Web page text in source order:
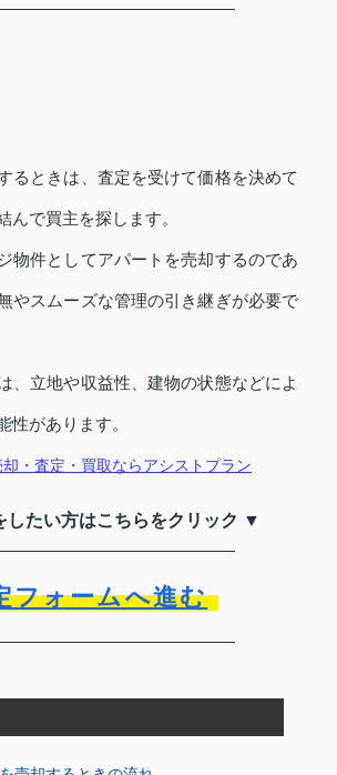
るときは、査定を受けて価格を決めて
んで買主を探します。
物件としてアパートを売却するのであ
やスムーズな管理の引き継ぎが必要で
、立地や収益性、建物の状態などによ
性があります。
・査定・買取ならアシストプラン
したい方はこちらをクリック ▼
フォームへ進む